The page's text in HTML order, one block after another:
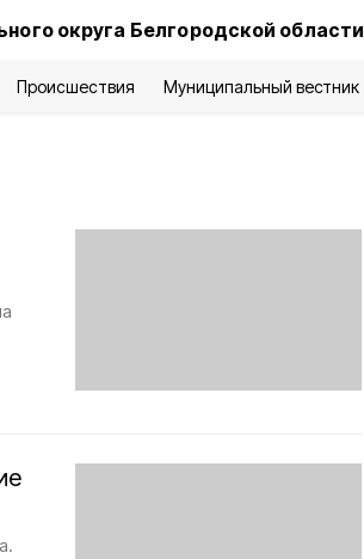
округа Белгородской области
Происшествия Муниципальный вестник